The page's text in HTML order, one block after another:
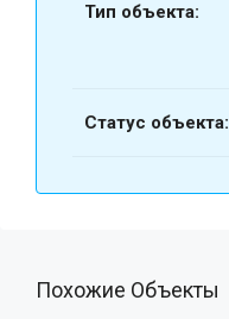
Тип объекта:
Статус объекта:
Похожие Объекты